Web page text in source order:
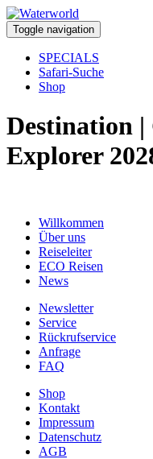
Toggle navigation
SPECIALS
Safari-Suche
Shop
Destination |
Explorer
Willkommen
Über uns
Reiseleiter
ECO Reisen
News
Newsletter
Service
Rückrufservice
Anfrage
FAQ
Shop
Kontakt
Impressum
Datenschutz
AGB